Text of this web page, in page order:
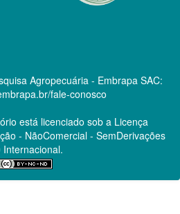
Agropecuária - Embrapa SAC:
fale-conosco
está licenciado sob a Licença
- NãoComercial - SemDerivações
Internacional.